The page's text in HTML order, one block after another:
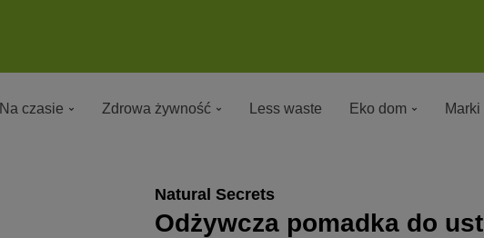
Na czasie Zdrowa żywność Less waste Eko dom Marki
Natural Secrets
Odżywcza pomadka do ust